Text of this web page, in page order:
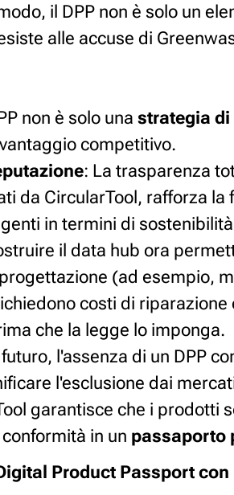
il DPP non è solo un
alle accuse di
non è solo una strategia
competitivo.
: La trasparenza
da CircularTool, rafforza la
in termini di
il data hub ora
(ad esempio,
costi di
che la legge lo imponga.
futuro, l'assenza di un DPP
l'esclusione dai
garantisce che i prodotti
in un passaporto
Product Passport